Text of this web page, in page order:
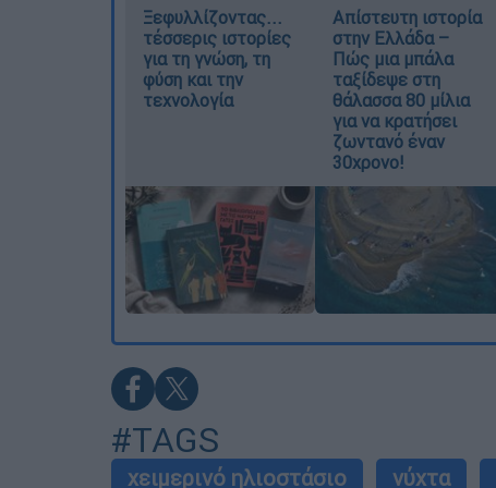
Ξεφυλλίζοντας...
τέσσερις ιστορίες
για τη γνώση, τη
φύση και την
τεχνολογία
Απίστευτη ιστορία
στην Ελλάδα –
Πώς μια μπάλα
ταξίδεψε στη
θάλασσα 80 μίλια
για να κρατήσει
ζωντανό έναν
30χρονο!
#TAGS
χειμερινό ηλιοστάσιο νύχτα